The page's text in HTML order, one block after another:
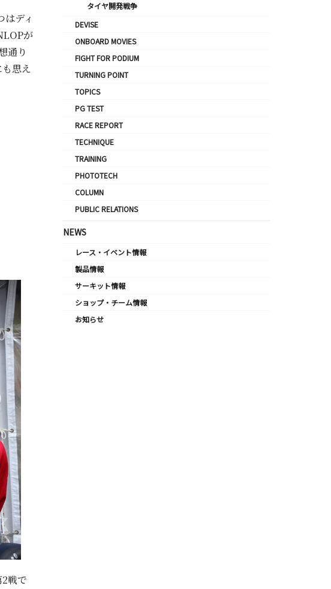
ディ
が
通り
思え
戦で
タイヤ開発戦争
DEVISE
ONBOARD MOVIES
FIGHT FOR PODIUM
TURNING POINT
TOPICS
PG TEST
RACE REPORT
TECHNIQUE
TRAINING
PHOTOTECH
COLUMN
PUBLIC RELATIONS
NEWS
レース・イベント情報
製品情報
サーキット情報
ショップ・チーム情報
お知らせ